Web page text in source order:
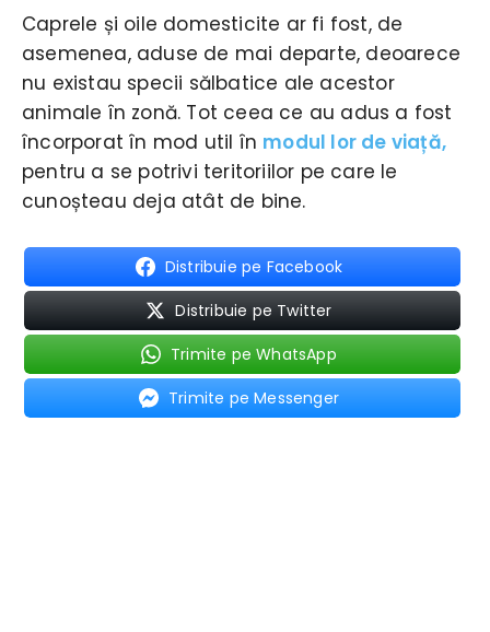
Caprele și oile domesticite ar fi fost, de
asemenea, aduse de mai departe, deoarece
nu existau specii sălbatice ale acestor
animale în zonă. Tot ceea ce au adus a fost
încorporat în mod util în modul lor de viață,
pentru a se potrivi teritoriilor pe care le
cunoșteau deja atât de bine.
Distribuie pe Facebook
Distribuie pe Twitter
Trimite pe WhatsApp
Trimite pe Messenger